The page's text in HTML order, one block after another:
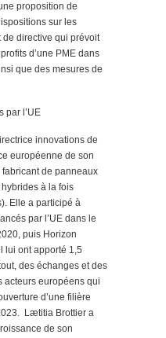
proposition de
sur les
directive qui prévoit
d’une PME dans
que des mesures de
par l’UE
innovations de
européenne de son
de panneaux
à la fois
Elle a participé à
par l’UE dans le
puis Horizon
lui ont apporté 1,5
des échanges et des
acteurs européens qui
d’une filière
Lætitia Brottier a
de son